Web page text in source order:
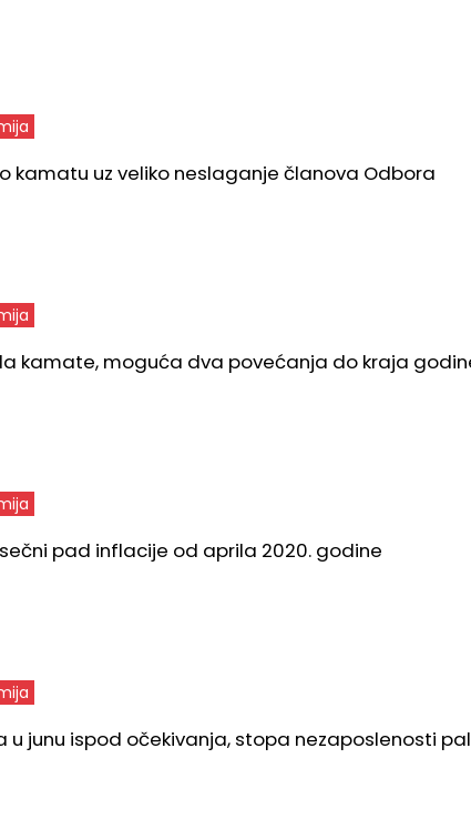
kamatu uz veliko neslaganje članova Odbora
kamate, moguća dva povećanja do kraja
pad inflacije od aprila 2020. godine
u junu ispod očekivanja, stopa nezaposlenosti